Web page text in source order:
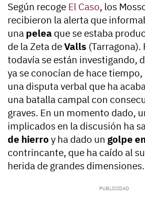
Según recoge El Caso, los
recibieron la alerta que
una pelea que se estaba
de la Zeta deValls (Tarragona).
todavía se están investigando,
ya se conocían de hace
una disputa verbal que ha
una batalla campal con
graves. En un momento dado,
implicados en la discusión ha
de hierro y ha dado un golpe
contrincante, que ha caído al
herida de grandes dimensiones.